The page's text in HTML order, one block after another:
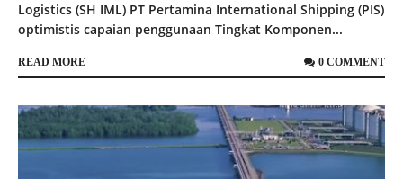
Logistics (SH IML) PT Pertamina International Shipping (PIS)
optimistis capaian penggunaan Tingkat Komponen...
READ MORE 0 COMMENT